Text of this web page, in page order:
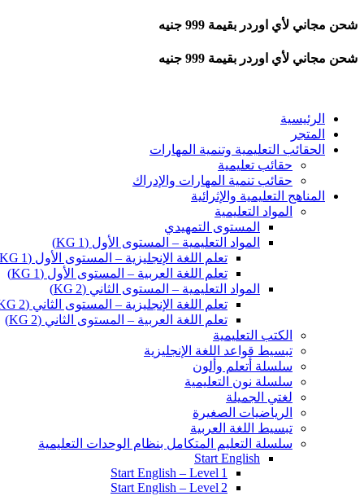
شحن مجاني لأي اوردر بقيمة 999 جنيه
شحن مجاني لأي اوردر بقيمة 999 جنيه
الرئيسية
المتجر
الحقائب التعليمية وتنمية المهارات
حقائب تعليمية
حقائب تنمية المهارات والإدراك
المناهج التعليمية والإثرائية
المواد التعليمية
المستوى التمهيدي
المواد التعليمية – المستوى الأول (KG 1)
تعلم اللغة الإنجليزية – المستوى الأول (KG 1)
تعلم اللغة العربية – المستوى الأول (KG 1)
المواد التعليمية – المستوى الثاني (KG 2)
تعلم اللغة الإنجليزية – المستوى الثاني (KG 2)
تعلم اللغة العربية – المستوى الثاني (KG 2)
الكتب التعليمية
تبسيط قواعد اللغة الإنجليزية
سلسلة أتعلم وألون
سلسلة نون التعليمية
لغتي الجميلة
الرياضيات الصغيرة
تبسيط اللغة العربية
سلسلة التعليم المتكامل بنظام الوحدات التعليمية
Start English
Start English – Level 1
Start English – Level 2